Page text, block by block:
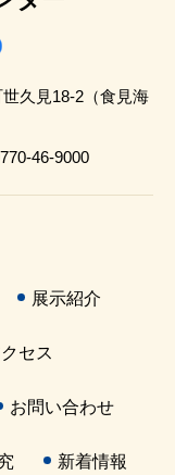
久見18-2（食見海
46-9000
展示紹介
セス
お問い合わせ
新着情報